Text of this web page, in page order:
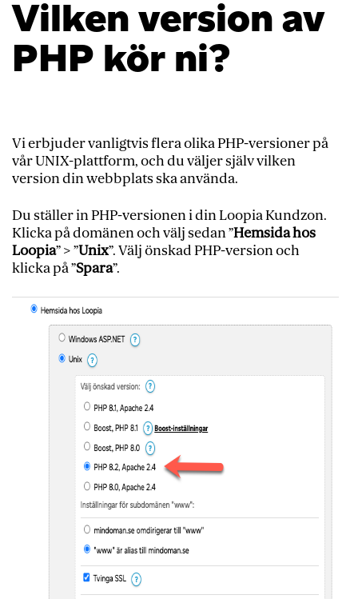
Vilken version av
PHP kör ni?
Vi erbjuder vanligtvis flera olika PHP-versioner på
vår UNIX-plattform, och du väljer själv vilken
version din webbplats ska använda.
Du ställer in PHP-versionen i din Loopia Kundzon.
Klicka på domänen och välj sedan ”Hemsida hos
Loopia” > ”Unix”. Välj önskad PHP-version och
klicka på ”Spara”.